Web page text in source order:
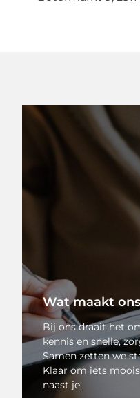
Wat maakt
Bij ons draait het
kennis en snelle,
Samen zetten we
Klaar om iets
naast je.